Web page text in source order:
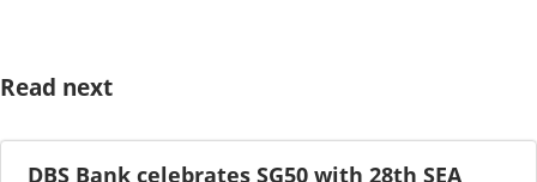
Read next
DBS Bank celebrates SG50 with 28th SEA